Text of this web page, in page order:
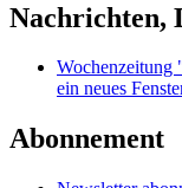
Nachrichten,
Wochenzeitung
ein neues
Abonnement